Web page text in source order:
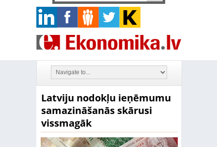
Latviju nodokļu ieņēmumu
samazināšanās skārusi
vissmagāk